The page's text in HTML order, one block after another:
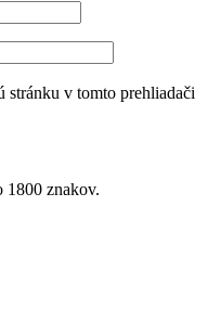
v tomto prehliadači
1800 znakov.